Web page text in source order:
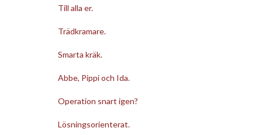
Till alla er.
Trädkramare.
Smarta kräk.
Abbe, Pippi och Ida.
Operation snart igen?
Lösningsorienterat.